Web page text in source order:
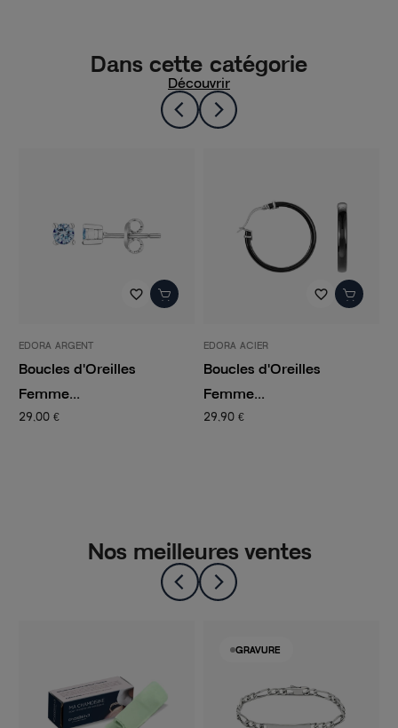
Dans cette catégorie
Découvrir
favorite_border
EDORA ACIER
Boucles d'Oreilles
Femme...
29,90 €
favorite_border
EDORA ARGENT
Boucles d'Oreilles
Femme...
25,00 €
Nos meilleures ventes